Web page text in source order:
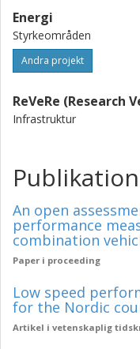
Energi
Styrkeområden
Andra projekt
ReVeRe (Research
Infrastruktur
An open
performance
combination
Paper i proceeding
Low speed
for the Nordic
Artikel i vetenskaplig